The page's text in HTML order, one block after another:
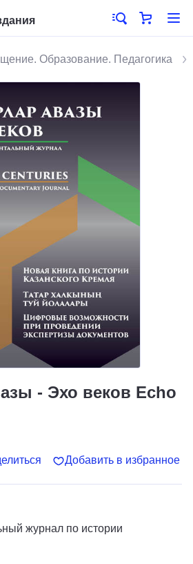
Образование. Педагогика
- Эхо веков Echo
Добавить в избранное
журнал по истории